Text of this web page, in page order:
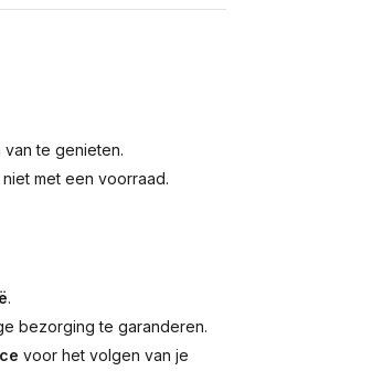
te genieten.
met een voorraad.
.
bezorging te garanderen.
voor het volgen van je